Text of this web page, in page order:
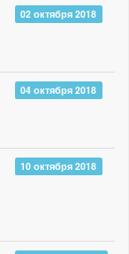
02 октября 2018
04 октября 2018
10 октября 2018